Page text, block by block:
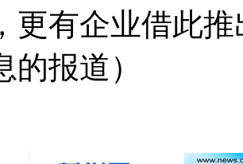
更有企业借此
的报道）